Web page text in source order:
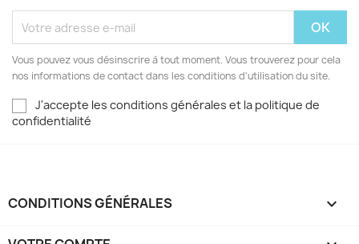
Vous pouvez vous désinscrire à tout moment. Vous trouverez pour cela
nos informations de contact dans les conditions d'utilisation du site.
J'accepte les conditions générales et la politique de
confidentialité
CONDITIONS GÉNÉRALES 